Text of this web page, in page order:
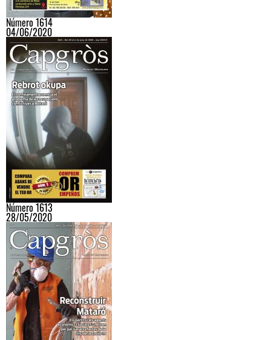
Número 1614
04/06/2020
Número 1613
28/05/2020